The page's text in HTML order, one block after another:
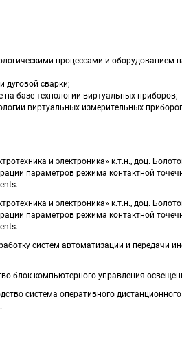
процессами и оборудованием
дуговой сварки;
базе технологии виртуальных приборов;
виртуальных измерительных
и электроника» к.т.н., доц.
параметров режима контактной
и электроника» к.т.н., доц.
параметров режима контактной
систем автоматизации и передачи
блок компьютерного управления
система оперативного